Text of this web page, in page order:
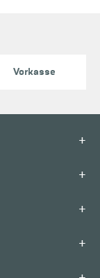
Vorkasse
+
+
+
+